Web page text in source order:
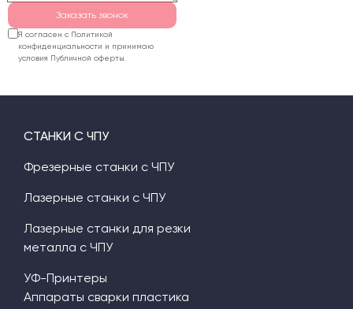
Заказать звонок
Я согласен с Политикой
конфиденциальности и принимаю
условия Публичной оферты.
СТАНКИ С ЧПУ
Фрезерные станки с ЧПУ
Лазерные станки с ЧПУ
Лазерные станки для резки
металла с ЧПУ
УФ-Принтеры
Аппараты сварки пластика